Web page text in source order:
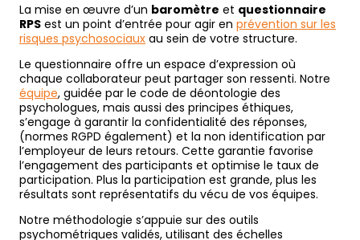
La mise en œuvre d’un baromètre et questionnaire
RPS est un point d’entrée pour agir en prévention sur les
risques psychosociaux au sein de votre structure.
Le questionnaire offre un espace d’expression où
chaque collaborateur peut partager son ressenti. Notre
équipe, guidée par le code de déontologie des
psychologues, mais aussi des principes éthiques,
s’engage à garantir la confidentialité des réponses,
(normes RGPD également) et la non identification par
l’employeur de leurs retours. Cette garantie favorise
l’engagement des participants et optimise le taux de
participation. Plus la participation est grande, plus les
résultats sont représentatifs du vécu de vos équipes.
Notre méthodologie s’appuie sur des outils
psychométriques validés, utilisant des échelles